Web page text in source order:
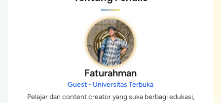
Faturahman
Guest - Universitas Terbuka
Pelajar dan content creator yang suka berbagi edukasi,